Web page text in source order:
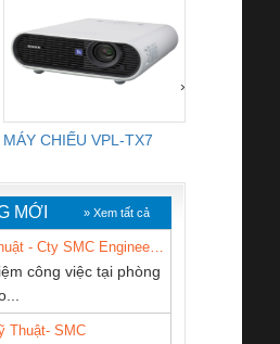
MÁY CHIẾU VPL-TX7
›
MỚI » Xem tất cả
công việc tại phòng
Thuật- SMC